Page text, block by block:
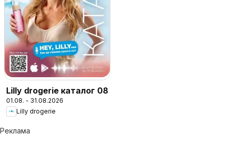
Lilly drogerie каталог 08
01.08. - 31.08.2026
Lilly drogerie
Реклама